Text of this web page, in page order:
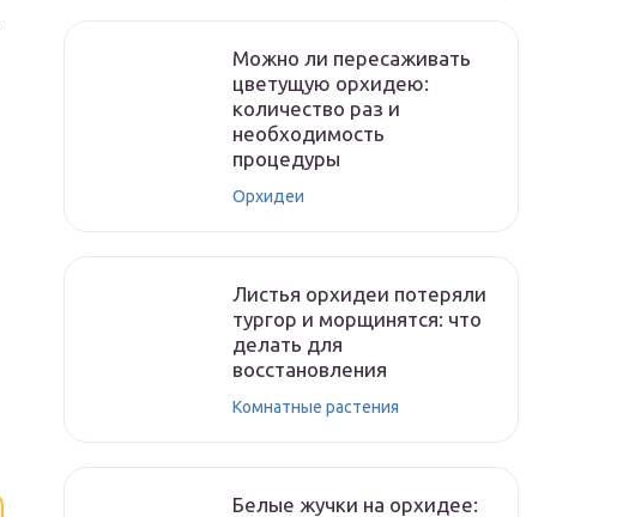
Можно ли пересаживать
цветущую орхидею:
количество раз и
необходимость
процедуры
Орхидеи
Листья орхидеи потеряли
тургор и морщинятся: что
делать для
восстановления
Комнатные растения
Белые жучки на орхидее: